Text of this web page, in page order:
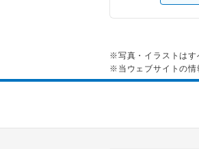
※写真・イラストはす
※当ウェブサイトの情